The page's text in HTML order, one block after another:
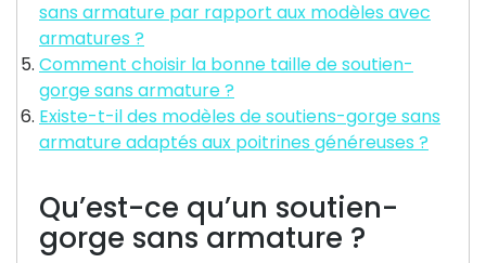
sans armature par rapport aux modèles avec
armatures ?
Comment choisir la bonne taille de soutien-
gorge sans armature ?
Existe-t-il des modèles de soutiens-gorge sans
armature adaptés aux poitrines généreuses ?
Qu’est-ce qu’un soutien-
gorge sans armature ?